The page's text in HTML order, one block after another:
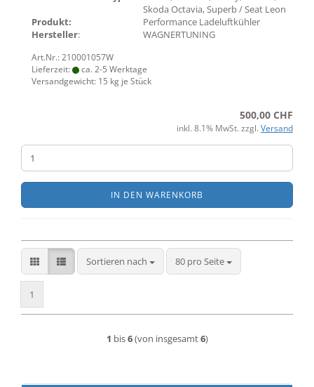
Skoda Octavia, Superb / Seat Leon
Produkt:
Performance Ladeluftkühler
Hersteller: WAGNERTUNING
Art.Nr.: 210001057W
Lieferzeit:
ca. 2-5 Werktage
Versandgewicht: 15 kg je Stück
500,00 CHF
inkl. 8.1% MwSt. zzgl. Versand
IN DEN WARENKORB
Sortieren nach
Sortieren nach 80 pro Seite
pro Seite
1
1 bis6(von insgesamt6)